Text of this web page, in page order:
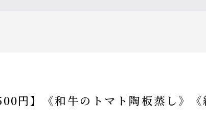
円】《和牛のトマト陶板蒸し》